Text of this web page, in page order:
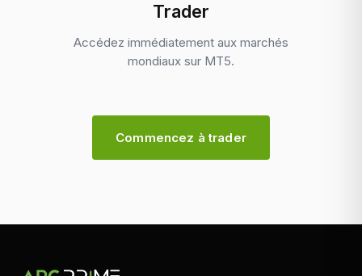
Trader
Accédez immédiatement aux marchés
mondiaux sur MT5.
Commencez à trader